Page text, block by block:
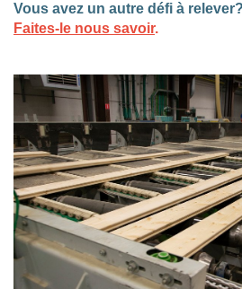
Vous avez un autre défi à relever?
Faites-le nous savoir.